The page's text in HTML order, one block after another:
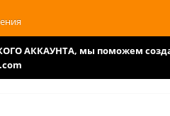
АККАУНТА, мы поможем